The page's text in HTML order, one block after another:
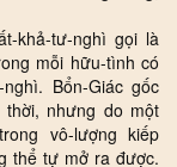
khả-tư-nghì gọi là
mỗi hữu-tình có
Bổn-Giác gốc
thời, nhưng do một
vô-lượng kiếp
thể tự mở ra được.